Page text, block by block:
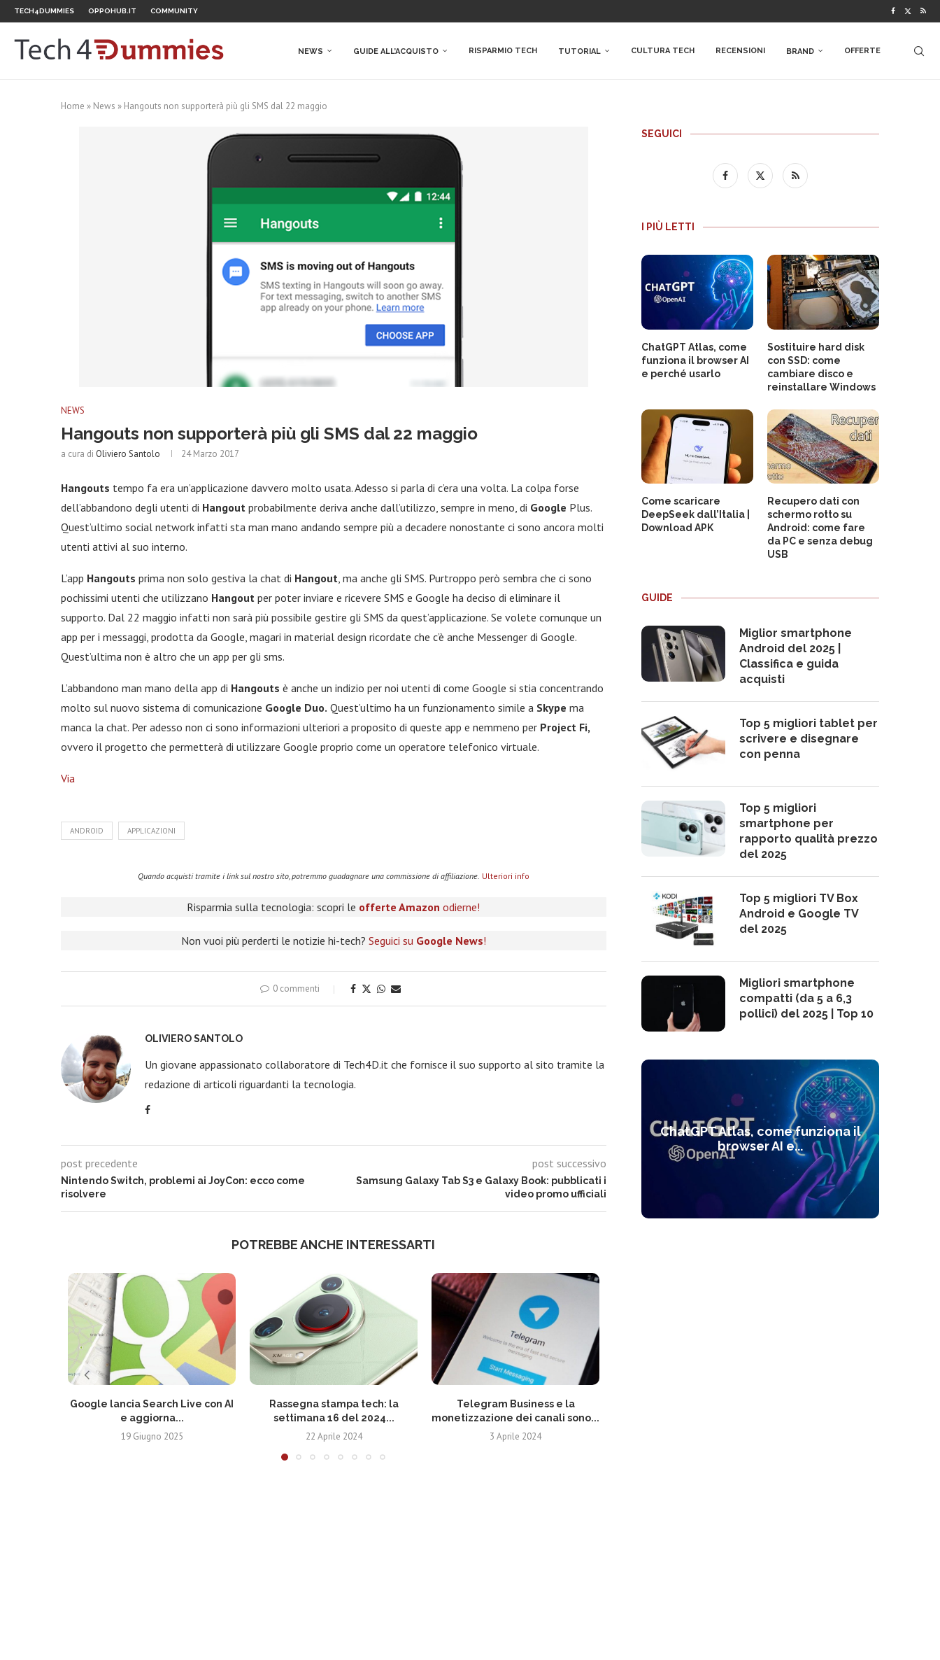
TECH4DUMMIES OPPOHUB.IT COMMUNITY
NEWS GUIDE ALL’ACQUISTO RISPARMIO TECH TUTORIAL CULTURA TECH RECENSIONI BRAND OFFERTE
Home » News » Hangouts non supporterà più gli SMS dal 22 maggio
NEWS
Hangouts non supporterà più gli SMS dal 22 maggio
a cura di Oliviero Santolo 24 Marzo 2017
Hangouts tempo fa era un’applicazione davvero molto usata. Adesso si parla di c’era una volta. La colpa forse
dell’abbandono degli utenti di Hangout probabilmente deriva anche dall’utilizzo, sempre in meno, di Google Plus.
Quest’ultimo social network infatti sta man mano andando sempre più a decadere nonostante ci sono ancora molti
utenti attivi al suo interno.
L’app Hangouts prima non solo gestiva la chat di Hangout, ma anche gli SMS. Purtroppo però sembra che ci sono
pochissimi utenti che utilizzano Hangout per poter inviare e ricevere SMS e Google ha deciso di eliminare il
supporto. Dal 22 maggio infatti non sarà più possibile gestire gli SMS da quest’applicazione. Se volete comunque un
app per i messaggi, prodotta da Google, magari in material design ricordate che c’è anche Messenger di Google.
Quest’ultima non è altro che un app per gli sms.
L’abbandono man mano della app di Hangouts è anche un indizio per noi utenti di come Google si stia concentrando
molto sul nuovo sistema di comunicazione Google Duo. Quest’ultimo ha un funzionamento simile a Skype ma
manca la chat. Per adesso non ci sono informazioni ulteriori a proposito di queste app e nemmeno per Project Fi,
ovvero il progetto che permetterà di utilizzare Google proprio come un operatore telefonico virtuale.
Via
ANDROID APPLICAZIONI
Quando acquisti tramite i link sul nostro sito, potremmo guadagnare una commissione di affiliazione. Ulteriori info
Risparmia sulla tecnologia: scopri le offerte Amazon odierne!
Non vuoi più perderti le notizie hi-tech? Seguici su Google News!
0 commenti
OLIVIERO SANTOLO
Un giovane appassionato collaboratore di Tech4D.it che fornisce il suo supporto al sito tramite la
redazione di articoli riguardanti la tecnologia.
post precedente
Nintendo Switch, problemi ai JoyCon: ecco come
risolvere
post successivo
Samsung Galaxy Tab S3 e Galaxy Book: pubblicati i
video promo ufficiali
POTREBBE ANCHE INTERESSARTI
Google lancia Search Live con AI
e aggiorna...
19 Giugno 2025
Rassegna stampa tech: la
settimana 16 del 2024...
22 Aprile 2024
Telegram Business e la
monetizzazione dei canali sono...
3 Aprile 2024
SEGUICI
I PIÙ LETTI
ChatGPT Atlas, come
funziona il browser AI
e perché usarlo
Sostituire hard disk
con SSD: come
cambiare disco e
reinstallare Windows
Come scaricare
DeepSeek dall’Italia |
Download APK
Recupero dati con
schermo rotto su
Android: come fare
da PC e senza debug
USB
GUIDE
Miglior smartphone
Android del 2025 |
Classifica e guida
acquisti
Top 5 migliori tablet per
scrivere e disegnare
con penna
Top 5 migliori
smartphone per
rapporto qualità prezzo
del 2025
Top 5 migliori TV Box
Android e Google TV
del 2025
Migliori smartphone
compatti (da 5 a 6,3
pollici) del 2025 | Top 10
ChatGPT Atlas, come funziona il
browser AI e...